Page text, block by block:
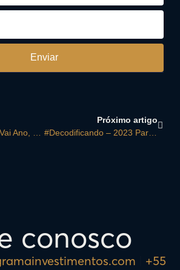
Enviar
Próximo artigo
#Decodificando – 2023 Para Todos Os Perfis De Investidores!
conosco
+55